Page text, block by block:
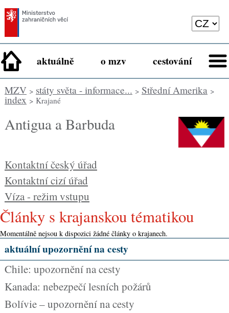
aktuálně o mzv cestování
MZV> státy světa - informace... > Střední Amerika>
index > Krajané
Antigua a Barbuda
Kontaktní český úřad
Kontaktní cizí úřad
Víza - režim vstupu
Články s krajanskou tématikou
Momentálně nejsou k dispozici žádné články o krajanech.
aktuální upozornění na cesty
Chile: upozornění na cesty
Kanada: nebezpečí lesních požárů
Bolívie – upozornění na cesty